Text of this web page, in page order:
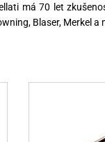
má 70 let
Blaser, Merkel a